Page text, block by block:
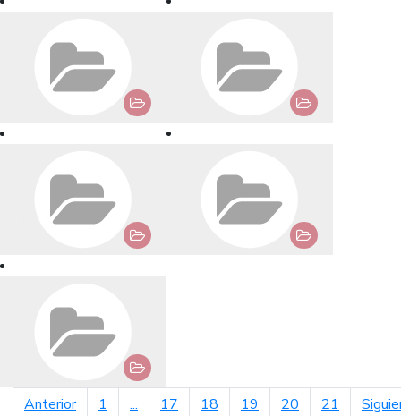
Anteriorpágina anterior
1 ... 17 18 19 20 21